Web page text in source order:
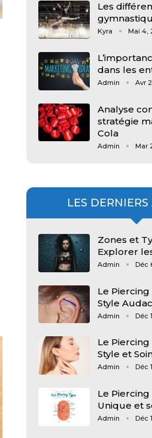
Les
Kyra Mai 4,
dans les
Admin Avr
Analyse
stratégie
Cola
Admin Mar
LES
Zones et
Explorer
Admin Déc
Le
Style
Admin Déc
Le Piercing
Style et
Admin Déc
Le Piercing
Unique et
Admin Déc